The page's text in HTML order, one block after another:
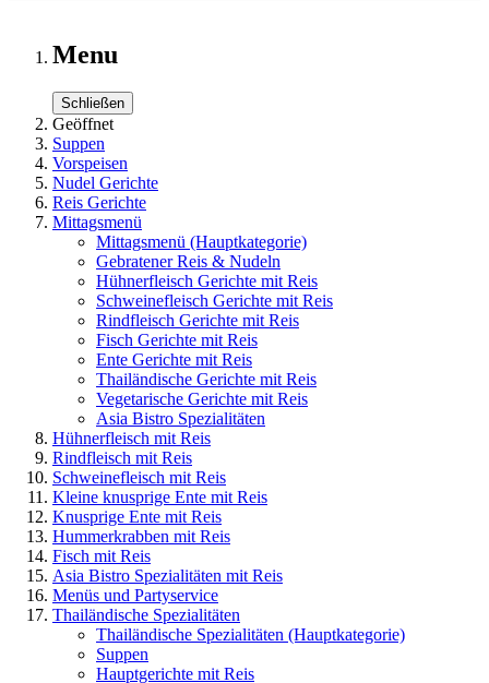
Menu
Schließen
Geöffnet
Suppen
Vorspeisen
Nudel Gerichte
Reis Gerichte
Mittagsmenü
Mittagsmenü (Hauptkategorie)
Gebratener Reis & Nudeln
Hühnerfleisch Gerichte mit Reis
Schweinefleisch Gerichte mit Reis
Rindfleisch Gerichte mit Reis
Fisch Gerichte mit Reis
Ente Gerichte mit Reis
Thailändische Gerichte mit Reis
Vegetarische Gerichte mit Reis
Asia Bistro Spezialitäten
Hühnerfleisch mit Reis
Rindfleisch mit Reis
Schweinefleisch mit Reis
Kleine knusprige Ente mit Reis
Knusprige Ente mit Reis
Hummerkrabben mit Reis
Fisch mit Reis
Asia Bistro Spezialitäten mit Reis
Menüs und Partyservice
Thailändische Spezialitäten
Thailändische Spezialitäten (Hauptkategorie)
Suppen
Hauptgerichte mit Reis